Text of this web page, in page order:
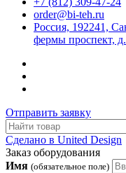
order@bi-teh.ru
Россия, 192241,
фермы проспект,
Отправить заявку
Сделано в United Design
Заказ оборудования
Имя (обязательное поле)